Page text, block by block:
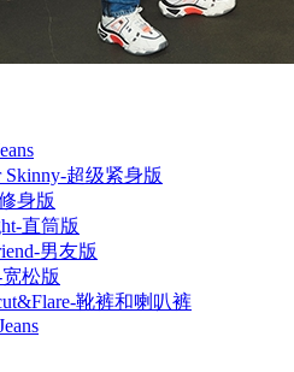
Skinny-超级紧身版
身版
直筒版
男友版
松版
靴裤和喇叭裤